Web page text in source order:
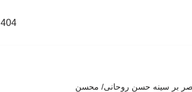
404
نصر بر سینه حسن روحانی/ محسن